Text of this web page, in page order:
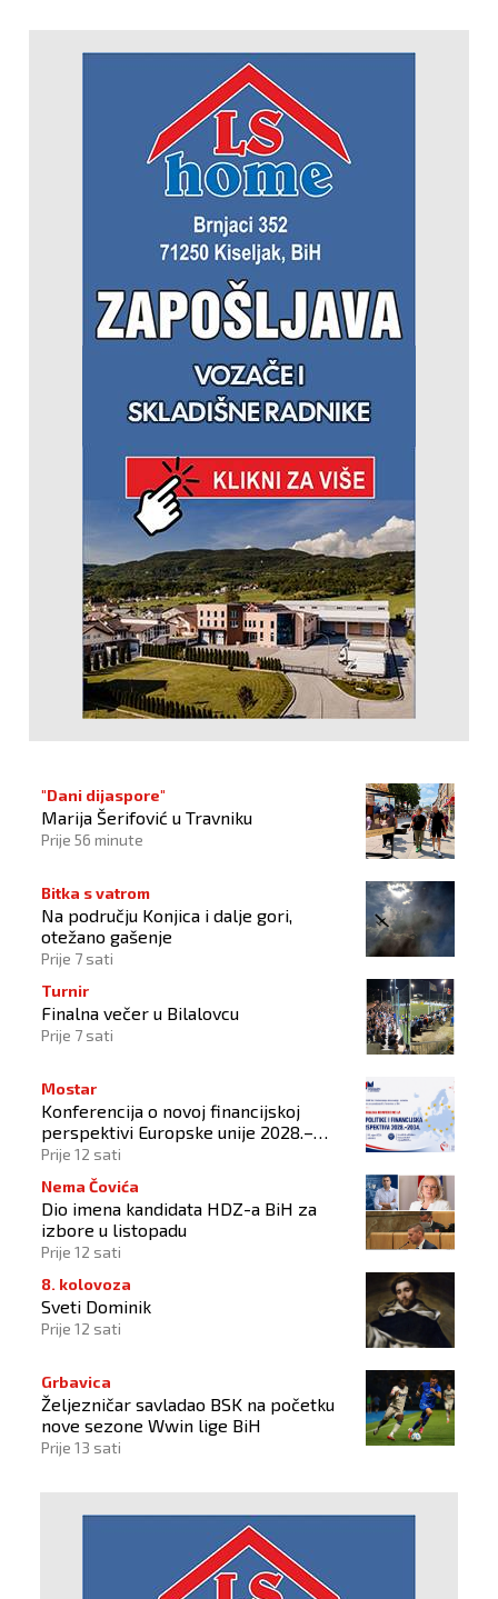
"Dani dijaspore"
Marija Šerifović u Travniku
Prije 56 minute
Bitka s vatrom
Na području Konjica i dalje gori,
otežano gašenje
Prije 7 sati
Turnir
Finalna večer u Bilalovcu
Prije 7 sati
Mostar
Konferencija o novoj financijskoj
perspektivi Europske unije 2028.–
2034.
Prije 12 sati
Nema Čovića
Dio imena kandidata HDZ-a BiH za
izbore u listopadu
Prije 12 sati
8. kolovoza
Sveti Dominik
Prije 12 sati
Grbavica
Željezničar savladao BSK na početku
nove sezone Wwin lige BiH
Prije 13 sati